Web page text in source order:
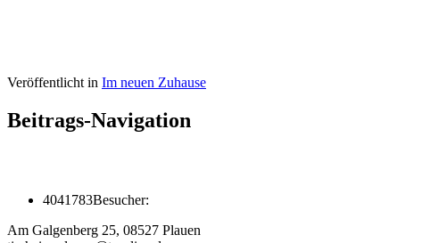
Veröffentlicht in Im neuen Zuhause
Beitrags-Navigation
4041783Besucher:
Am Galgenberg 25, 08527 Plauen